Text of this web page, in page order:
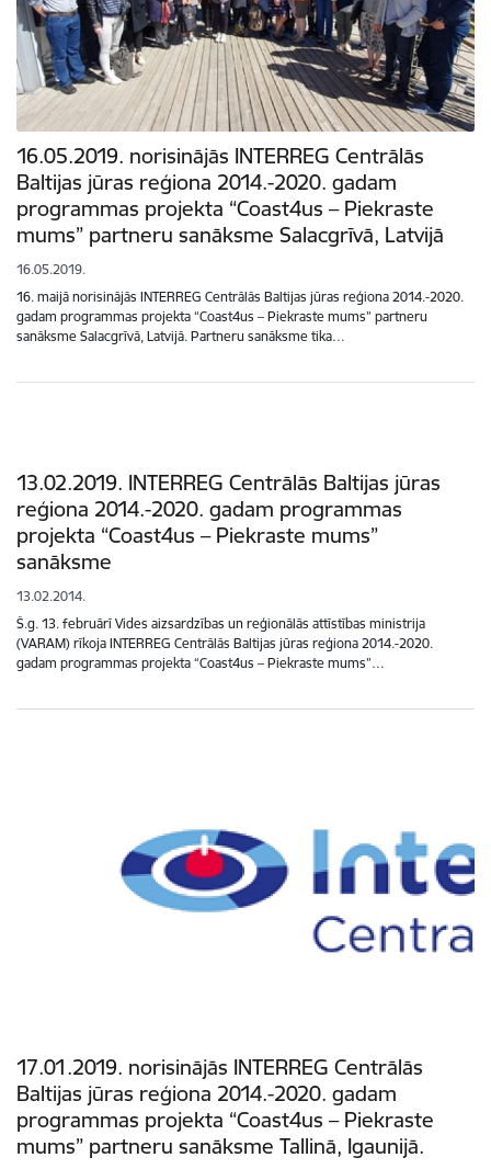
16.05.2019. norisinājās INTERREG Centrālās
Baltijas jūras reģiona 2014.-2020. gadam
programmas projekta “Coast4us – Piekraste
mums” partneru sanāksme Salacgrīvā, Latvijā
16.05.2019.
16. maijā norisinājās INTERREG Centrālās Baltijas jūras reģiona 2014.-2020.
gadam programmas projekta “Coast4us – Piekraste mums” partneru
sanāksme Salacgrīvā, Latvijā. Partneru sanāksme tika…
13.02.2019. INTERREG Centrālās Baltijas jūras
reģiona 2014.-2020. gadam programmas
projekta “Coast4us – Piekraste mums”
sanāksme
13.02.2014.
Š.g. 13. februārī Vides aizsardzības un reģionālās attīstības ministrija
(VARAM) rīkoja INTERREG Centrālās Baltijas jūras reģiona 2014.-2020.
gadam programmas projekta “Coast4us – Piekraste mums”…
17.01.2019. norisinājās INTERREG Centrālās
Baltijas jūras reģiona 2014.-2020. gadam
programmas projekta “Coast4us – Piekraste
mums” partneru sanāksme Tallinā, Igaunijā.